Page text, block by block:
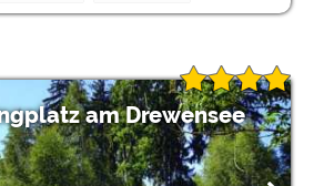
am Drewensee